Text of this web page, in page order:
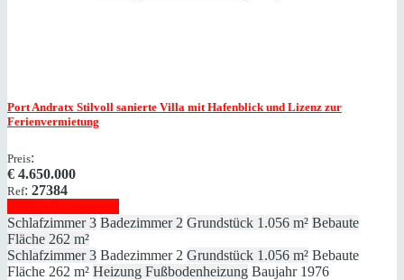
Port Andratx Stilvoll sanierte Villa mit Hafenblick und Lizenz zur
Ferienvermietung
Preis:
€ 4.650.000
Ref: 27384
Schlafzimmer 3 Badezimmer 2 Grundstück 1.056 m² Bebaute
Fläche 262 m²
Schlafzimmer 3 Badezimmer 2 Grundstück 1.056 m² Bebaute
Fläche 262 m² Heizung Fußbodenheizung Baujahr 1976